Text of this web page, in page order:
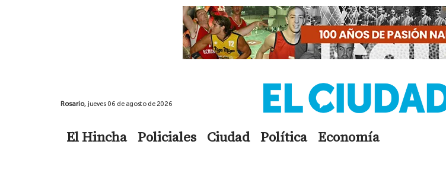
Rosario, jueves 06 de agosto de 2026
El Hincha Policiales Ciudad Política Economía